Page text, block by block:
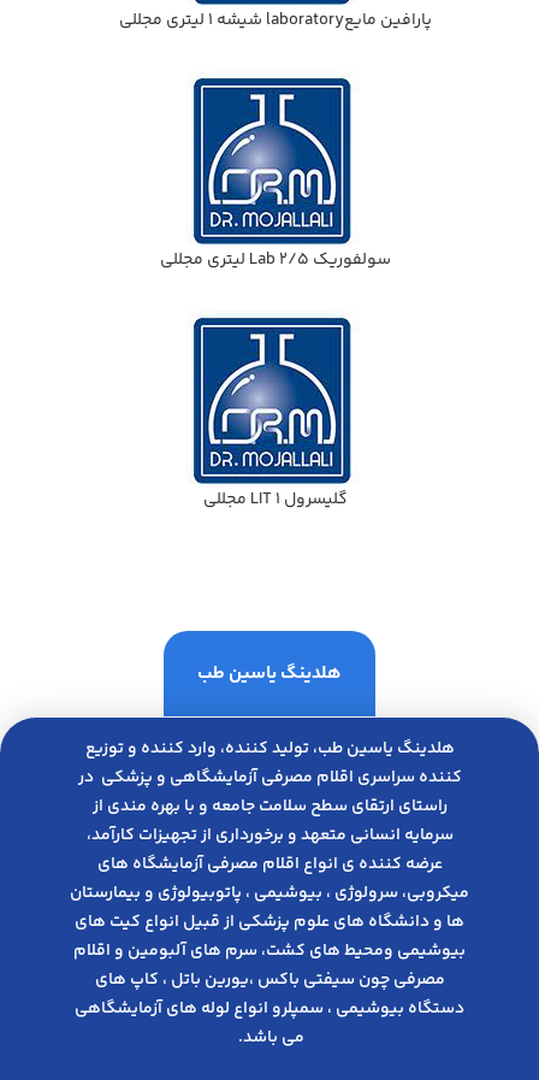
پارافين مايعlaboratory شيشه 1 ليتري مجللي
سولفوريك Lab 2/5 ليتري مجللي
گليسرول 1 LIT مجللي
هلدینگ یاسین طب
هلدینگ یاسین طب، تولید کننده، وارد کننده و توزیع
کننده سراسری اقلام مصرفی آزمایشگاهی و پزشکی در
راﺳﺘﺎی ارﺗﻘﺎی ﺳﻄﺢ ﺳﻼﻣﺖ ﺟﺎﻣﻌﻪ و ﺑﺎ ﺑﻬﺮه ﻣﻨﺪی از
ﺳﺮﻣﺎﯾﻪ انسانی متعهد و ﺑﺮﺧﻮرداری از ﺗﺠﻬﯿﺰات ﮐﺎرآﻣﺪ،
عرضه کننده ی انواع اﻗﻼم مصرفی آزﻣﺎﯾﺸﮕﺎه های
میکروبی، ﺳﺮوﻟﻮژی ، ﺑﯿﻮﺷﯿﻤﯽ ، پاتوبیولوژی و بیمارستان
ها و دانشگاه های علوم پزشکی از قبیل انواع کیت های
بیوشیمی ومحیط های کشت، سرم های آلبومین و اقلام
مصرفی چون سیفتی باکس ،یورین باتل ، کاپ های
دستگاه بیوشیمی ، سمپلرو انواع لوله های آزمایشگاهی
می باشد.